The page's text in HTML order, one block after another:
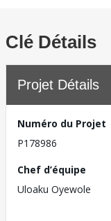
Clé Détails
Projet Détails
Numéro du Projet
P178986
Chef d’équipe
Uloaku Oyewole